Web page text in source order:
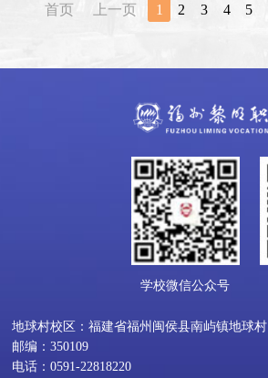
首页 上一页 1 2 3 4 5
学校微信公众号
地球村校区：福建省福州闽侯县南屿镇地球村
邮编：350109
电话：0591-22818220